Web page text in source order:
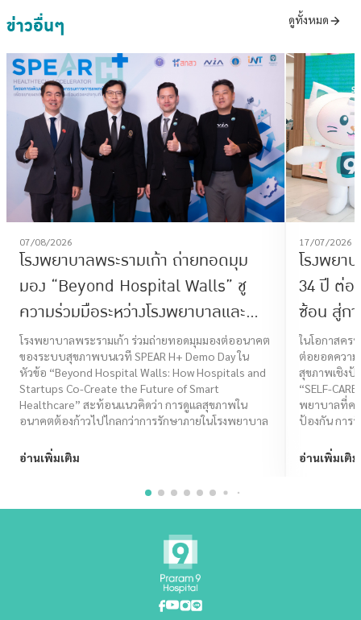
ข่าวอื่นๆ ดูทั้งหมด
07/08/2026
โรงพยาบาลพระรามเก้า ถ่ายทอดมุม
มอง “Beyond Hospital Walls” ชู
ความร่วมมือระหว่างโรงพยาบาลและ
Startup ร่วมสร้างอนาคต Smart
Healthcare
โรงพยาบาลพระรามเก้า ร่วมถ่ายทอดมุมมองต่ออนาคต
ของระบบสุขภาพบนเวที SPEAR H+ Demo Day ใน
หัวข้อ “Beyond Hospital Walls: How Hospitals and
Startups Co-Create the Future of Smart
Healthcare” สะท้อนแนวคิดว่า การดูแลสุขภาพใน
อนาคตต้องก้าวไปไกลกว่าการรักษาภายในโรงพยาบาล
อ่านเพิ่มเติม
17/07/2026
โรงพยา
34 ปี ต่อ
ซ้อน สู่ก
โจทย์ไล
CARE
ในโอกาสคร
ต่อยอดความ
สุขภาพเชิงป้
“SELF-
พยาบาลที่คร
ป้องกัน การ
อ่านเพิ่มเติม